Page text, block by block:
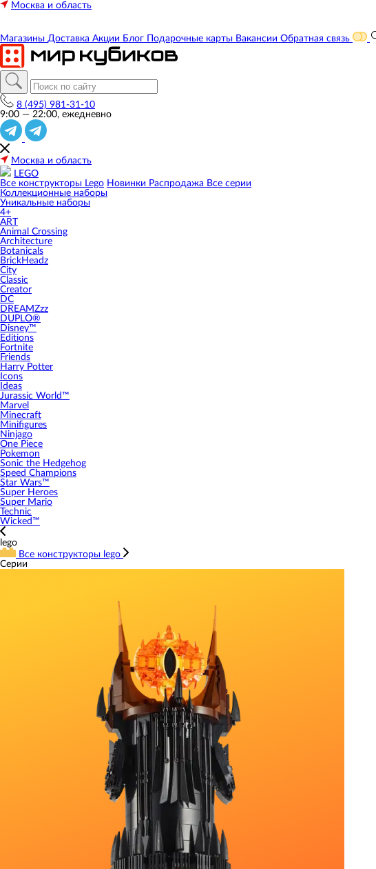
Москва и область
Магазины Доставка Акции Блог Подарочные карты Вакансии Обратная связь
8 (495) 981-31-10
9:00 — 22:00, ежедневно
Москва и область
LEGO
Все конструкторы Lego Новинки Распродажа Все серии
Коллекционные наборы
Уникальные наборы
4+
ART
Animal Crossing
Architecture
Botanicals
BrickHeadz
City
Classic
Creator
DC
DREAMZzz
DUPLO®
Disney™
Editions
Fortnite
Friends
Harry Potter
Icons
Ideas
Jurassic World™
Marvel
Minecraft
Minifigures
Ninjago
One Piece
Pokemon
Sonic the Hedgehog
Speed Champions
Star Wars™
Super Heroes
Super Mario
Technic
Wicked™
lego
Все конструкторы lego
Серии